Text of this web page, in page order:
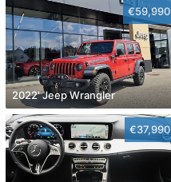
€59,990
2022' Jeep Wrangler
€37,990